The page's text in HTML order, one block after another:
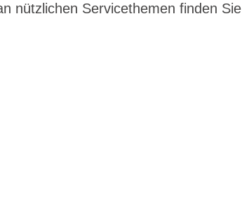
nützlichen Servicethemen finden Sie